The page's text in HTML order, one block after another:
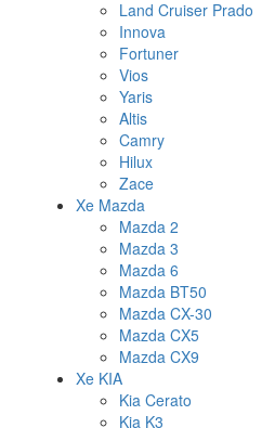
Land Cruiser Prado
Innova
Fortuner
Vios
Yaris
Altis
Camry
Hilux
Zace
Xe Mazda
Mazda 2
Mazda 3
Mazda 6
Mazda BT50
Mazda CX-30
Mazda CX5
Mazda CX9
Xe KIA
Kia Cerato
Kia K3